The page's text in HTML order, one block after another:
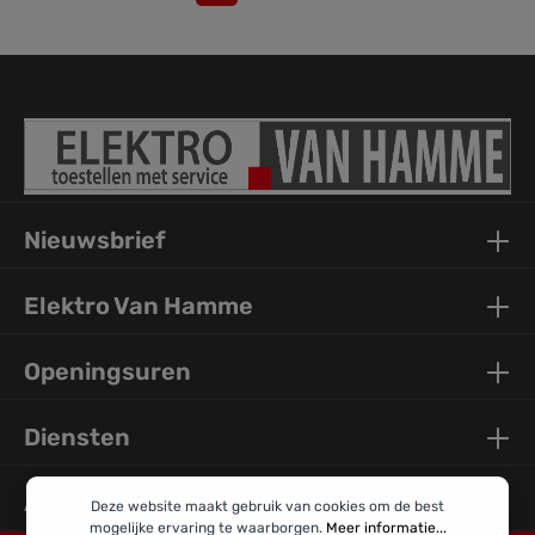
Nieuwsbrief
Elektro Van Hamme
Openingsuren
Diensten
Algemene Info
Deze website maakt gebruik van cookies om de best
mogelijke ervaring te waarborgen. Meer informatie...